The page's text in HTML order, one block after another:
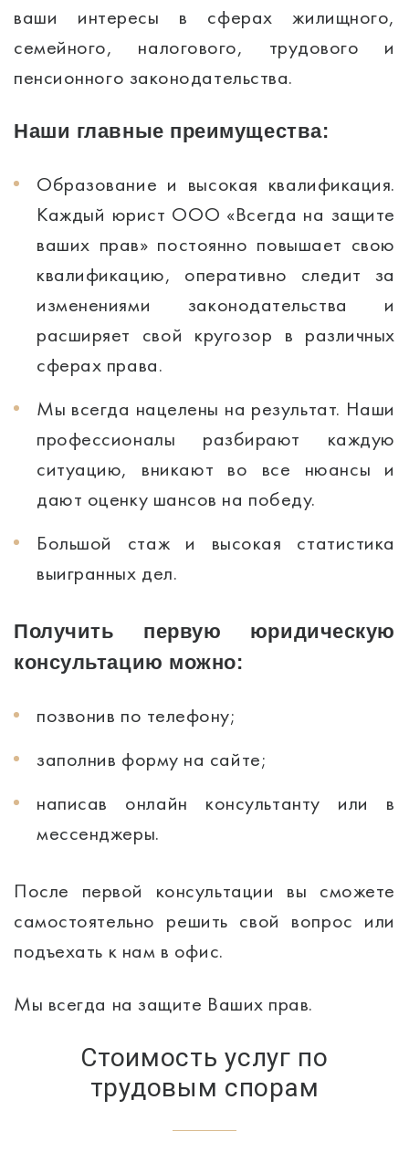
ваши интересы в сферах жилищного,
семейного, налогового, трудового и
пенсионного законодательства.
Наши главные преимущества:
Образование и высокая квалификация.
Каждый юрист ООО «Всегда на защите
ваших прав» постоянно повышает свою
квалификацию, оперативно следит за
изменениями законодательства и
расширяет свой кругозор в различных
сферах права.
Мы всегда нацелены на результат. Наши
профессионалы разбирают каждую
ситуацию, вникают во все нюансы и
дают оценку шансов на победу.
Большой стаж и высокая статистика
выигранных дел.
Получить первую юридическую
консультацию можно:
позвонив по телефону;
заполнив форму на сайте;
написав онлайн консультанту или в
мессенджеры.
После первой консультации вы сможете
самостоятельно решить свой вопрос или
подъехать к нам в офис.
Мы всегда на защите Ваших прав.
Стоимость услуг по
трудовым спорам